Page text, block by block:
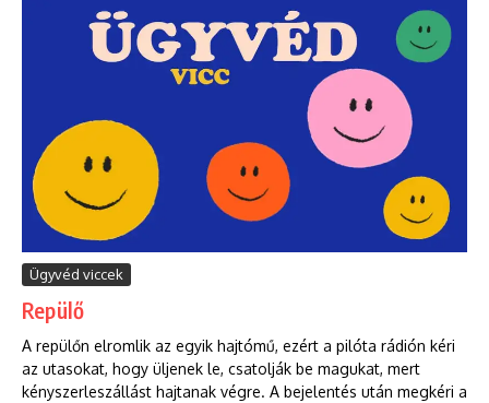
Ügyvéd viccek
Repülő
A repülőn elromlik az egyik hajtómű, ezért a pilóta rádión kéri
az utasokat, hogy üljenek le, csatolják be magukat, mert
kényszerleszállást hajtanak végre. A bejelentés után megkéri a